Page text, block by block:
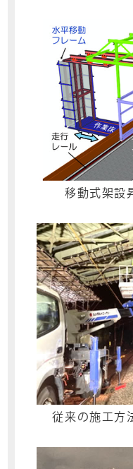
移動式架設
従来の施工方